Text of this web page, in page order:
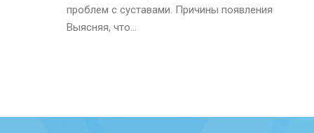
проблем с суставами. Причины появления
Выясняя, что...